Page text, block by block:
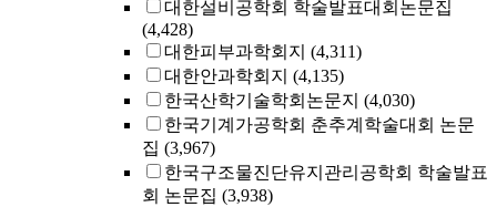
대한설비공학회 학술발표대회논문집
(4,428)
대한피부과학회지 (4,311)
대한안과학회지 (4,135)
한국산학기술학회논문지 (4,030)
한국기계가공학회 춘추계학술대회 논문
집 (3,967)
한국구조물진단유지관리공학회 학술발표
회 논문집 (3,938)